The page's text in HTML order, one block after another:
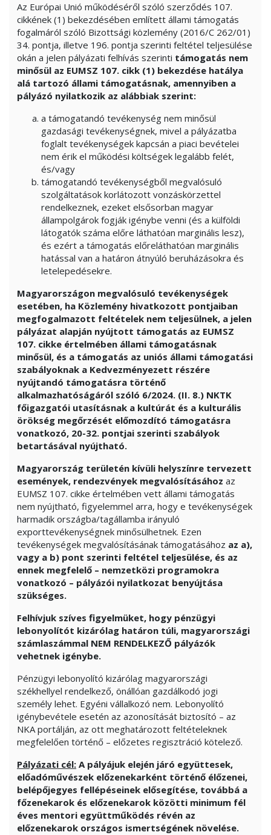
Az Európai Unió működéséről szóló szerződés 107.
cikkének (1) bekezdésében említett állami támogatás
fogalmáról szóló Bizottsági közlemény (2016/C 262/01)
34. pontja, illetve 196. pontja szerinti feltétel teljesülése
okán a jelen pályázati felhívás szerinti támogatás nem
minősül az EUMSZ 107. cikk (1) bekezdése hatálya
alá tartozó állami támogatásnak, amennyiben a
pályázó nyilatkozik az alábbiak szerint:
a támogatandó tevékenység nem minősül
gazdasági tevékenységnek, mivel a pályázatba
foglalt tevékenységek kapcsán a piaci bevételei
nem érik el működési költségek legalább felét,
és/vagy
támogatandó tevékenységből megvalósuló
szolgáltatások korlátozott vonzáskörzettel
rendelkeznek, ezeket elsősorban magyar
állampolgárok fogják igénybe venni (és a külföldi
látogatók száma előre láthatóan marginális lesz),
és ezért a támogatás előreláthatóan marginális
hatással van a határon átnyúló beruházásokra és
letelepedésekre.
Magyarországon megvalósuló tevékenységek
esetében, ha Közlemény hivatkozott pontjaiban
megfogalmazott feltételek nem teljesülnek, a jelen
pályázat alapján nyújtott támogatás az EUMSZ
107. cikke értelmében állami támogatásnak
minősül, és a támogatás az uniós állami támogatási
szabályoknak a Kedvezményezett részére
nyújtandó támogatásra történő
alkalmazhatóságáról szóló 6/2024. (II. 8.) NKTK
főigazgatói utasításnak a kultúrát és a kulturális
örökség megőrzését előmozdító támogatásra
vonatkozó, 20-32. pontjai szerinti szabályok
betartásával nyújtható.
Magyarország területén kívüli helyszínre tervezett
események, rendezvények megvalósításához az
EUMSZ 107. cikke értelmében vett állami támogatás
nem nyújtható, figyelemmel arra, hogy e tevékenységek
harmadik országba/tagállamba irányuló
exporttevékenységnek minősülhetnek. Ezen
tevékenységek megvalósításának támogatásához az a),
vagy a b) pont szerinti feltétel teljesülése, és az
ennek megfelelő – nemzetközi programokra
vonatkozó – pályázói nyilatkozat benyújtása
szükséges.
Felhívjuk szíves figyelmüket, hogy pénzügyi
lebonyolítót kizárólag határon túli, magyarországi
számlaszámmal NEM RENDELKEZŐ pályázók
vehetnek igénybe.
Pénzügyi lebonyolító kizárólag magyarországi
székhellyel rendelkező, önállóan gazdálkodó jogi
személy lehet. Egyéni vállalkozó nem. Lebonyolító
igénybevétele esetén az azonosítását biztosító – az
NKA portálján, az ott meghatározott feltételeknek
megfelelően történő – előzetes regisztráció kötelező.
Pályázati cél: A pályájuk elején járó együttesek,
előadóművészek előzenekarként történő élőzenei,
belépőjegyes fellépéseinek elősegítése, továbbá a
főzenekarok és előzenekarok közötti minimum fél
éves mentori együttműködés révén az
előzenekarok országos ismertségének növelése.